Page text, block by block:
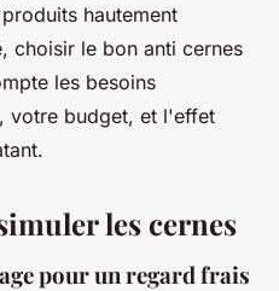
hautement
choisir le bon anti cernes
les besoins
votre budget, et l'effet
les cernes
pour un regard frais